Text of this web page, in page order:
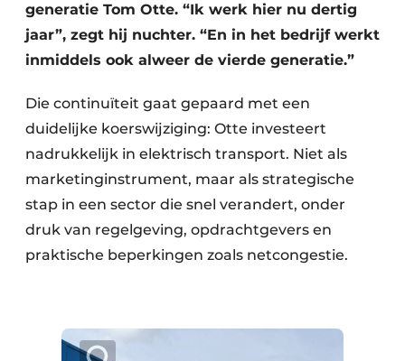
Kopen/Huren/Leasen
Sloop & Recycling
Bouwtransport
Machines & Materieel
generatie Tom Otte. “Ik werk hier nu dertig
jaar”, zegt hij nuchter. “En in het bedrijf werkt
inmiddels ook alweer de vierde generatie.”
Die continuïteit gaat gepaard met een
duidelijke koerswijziging: Otte investeert
nadrukkelijk in elektrisch transport. Niet als
marketinginstrument, maar als strategische
stap in een sector die snel verandert, onder
druk van regelgeving, opdrachtgevers en
praktische beperkingen zoals netcongestie.